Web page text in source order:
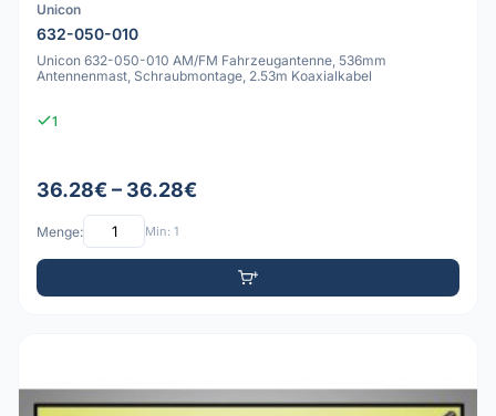
Unicon
632-050-010
Unicon 632-050-010 AM/FM Fahrzeugantenne, 536mm
Antennenmast, Schraubmontage, 2.53m Koaxialkabel
1
36.28€ – 36.28€
Menge: Min: 1